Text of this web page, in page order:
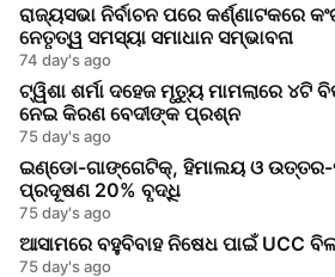
ରାଜ୍ୟସଭା ନିର୍ବାଚନ ପରେ କର୍ଣ୍ଣାଟକରେ
ନେତୃତ୍ୱ ସମସ୍ୟା ସମାଧାନ ସମ୍ଭାବନା
74 day's ago
ଟ୍ୱିଶା ଶର୍ମା ଦହେଜ ମୃତ୍ୟୁ ମାମଲାରେ ୪ଟି
ନେଇ କିରଣ ବେଦୀଙ୍କ ପ୍ରଶ୍ନ
75 day's ago
ଇଣ୍ଡୋ-ଗାଙ୍ଗେଟିକ୍, ହିମାଲୟ ଓ ଉତ୍ତର-
ପ୍ରଦୂଷଣ 20% ବୃଦ୍ଧି
75 day's ago
ଆସାମରେ ବହୁବିବାହ ନିଷେଧ ପାଇଁ UCC
75 day's ago